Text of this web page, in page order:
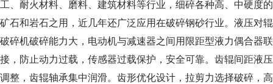
工、耐火材料、磨料、建筑材料等行业，细碎各种高、中硬度的
矿石和岩石之用，近几年还广泛应用在破碎钢砂行业。液压对辊
破碎机破碎能力大，电动机与减速器之间用限距型液力偶合器联
接，防止动力过载，传感器过载保护，安全可靠。齿辊间距液压
调整，齿辊轴承集中润滑。齿形优化设计，拉剪力选择破碎，高